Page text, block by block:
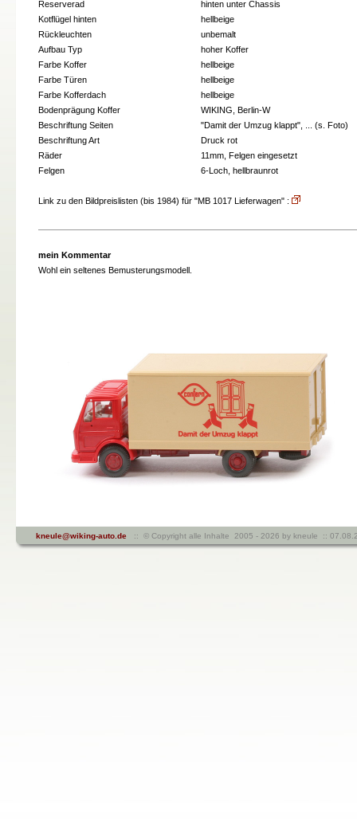
Reserverad
hinten unter Chassis
Kotflügel hinten
hellbeige
Rückleuchten
unbemalt
Aufbau Typ
hoher Koffer
Farbe Koffer
hellbeige
Farbe Türen
hellbeige
Farbe Kofferdach
hellbeige
Bodenprägung Koffer
WIKING, Berlin-W
Beschriftung Seiten
"Damit der Umzug klappt", ... (s. Foto)
Beschriftung Art
Druck rot
Räder
11mm, Felgen eingesetzt
Felgen
6-Loch, hellbraunrot
Link zu den Bildpreislisten (bis 1984) für "MB 1017 Lieferwagen" :
mein Kommentar
Wohl ein seltenes Bemusterungsmodell.
kneule@wiking-auto.de :: © Copyright alle Inhalte 2005 - 2026 by kneule ::